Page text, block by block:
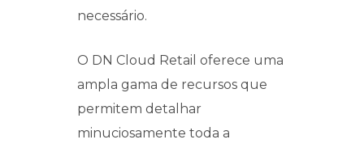
necessário.
O DN Cloud Retail oferece uma
ampla gama de recursos que
permitem detalhar
minuciosamente toda a